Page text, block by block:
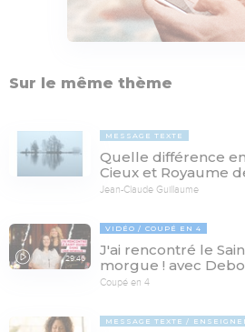
Sur le même thème
MESSAGE TEXTE
Quelle différence
Cieux et Royaume
Jean-Claude Guillaume
29:46
VIDÉO COUPÉ EN 4
J'ai rencontré le
morgue ! avec
Coupé en 4
MESSAGE TEXTE